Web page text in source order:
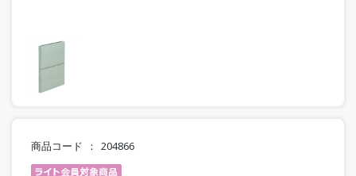
商品コード 204866